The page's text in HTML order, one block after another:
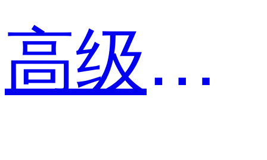
高级市场营销